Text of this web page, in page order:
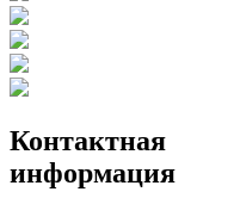
Контактная
информация